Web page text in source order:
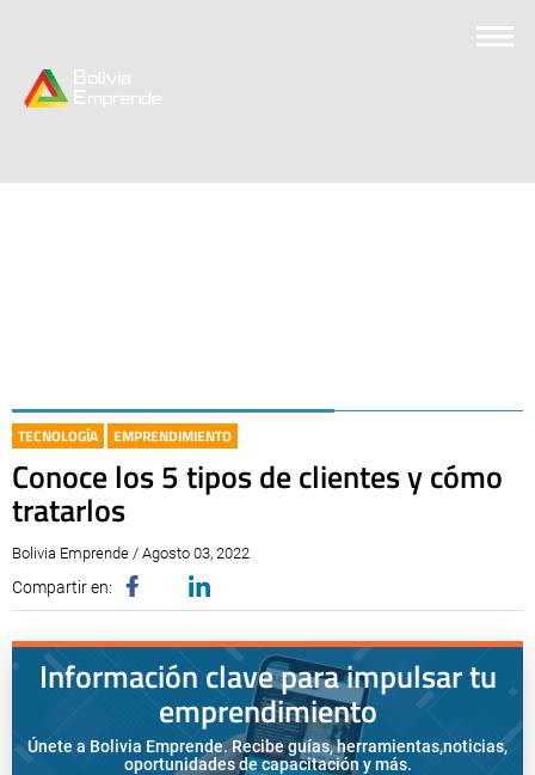
TECNOLOGÍA EMPRENDIMIENTO
Conoce los 5 tipos de clientes y cómo
tratarlos
Bolivia Emprende / Agosto 03, 2022
Compartir en:
Información clave para impulsar tu
emprendimiento
Únete a Bolivia Emprende. Recibe guías, herramientas,noticias,
oportunidades de capacitación y más.